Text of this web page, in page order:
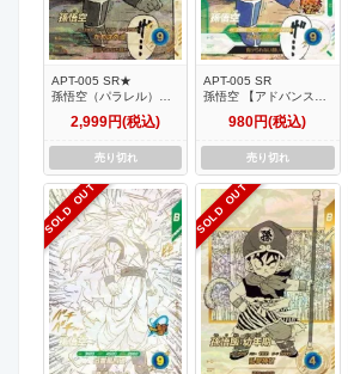
APT-005 SR★
孫悟空（パラレル）
【アドバンスパック
40th Anniversary
2,999円(税込)
売り切れ
APT-005 SR
孫悟空 【アドバンスパ
ック 40th Anniversary
Edition】
980円(税込)
売り切れ
SOLD OUT SOLD OUT